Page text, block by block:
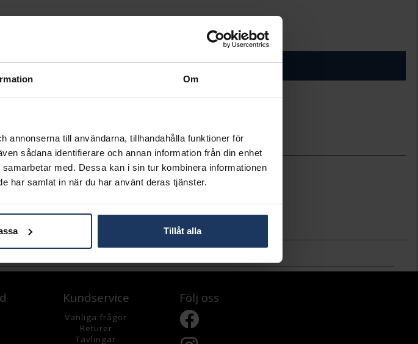
Om
annonserna till användarna, tillhandahålla funktioner för
sådana identifierare och annan information från din enhet
med. Dessa kan i sin tur kombinera informationen
har samlat in när du har använt deras tjänster.
Tillåt alla
+29:-
LÄGG I VARUKORGEN
INFO
DIAMETER CA (CM)
0,60cm
VARUMÄRKE
Thomas Sabo
MATERIAL
Silver
även
Kundservice
Vanliga frågor
Returer
Tävlingar
Följ oss